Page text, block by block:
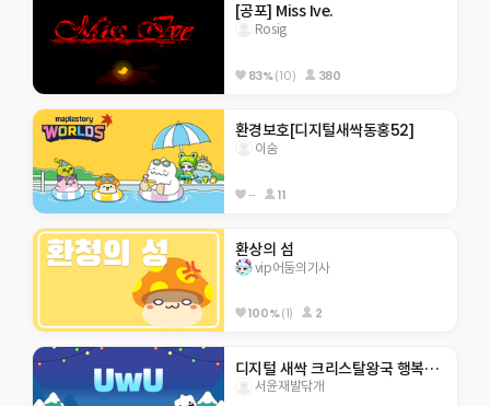
[공포] Miss Ive.
Rosig
83%(10) 380
환경보호[디지털새싹동홍52]
이숨
-- 11
환상의 섬
vip어둠의기사
100%(1) 2
디지털 새싹 크리스탈왕국 행복초 5-8 응애~~
서윤재발닦개